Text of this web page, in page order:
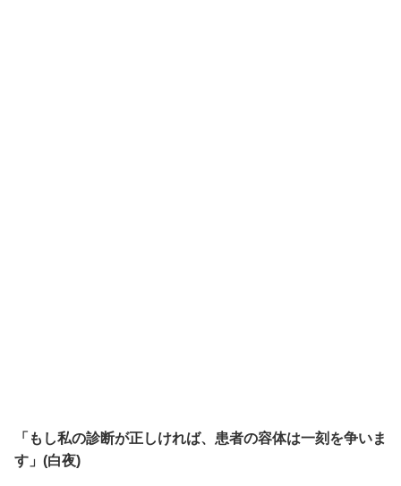
「もし私の診断が正しければ、患者の容体は一刻を争いま
す」(白夜)